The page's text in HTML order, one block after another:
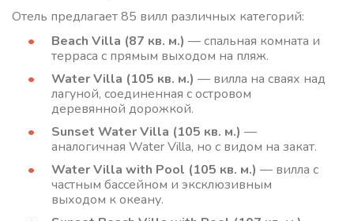
Отель предлагает 85 вилл различных категорий:
Beach Villa (87 кв. м.) — спальная комната и
терраса с прямым выходом на пляж.
Water Villa (105 кв. м.) — вилла на сваях над
лагуной, соединенная с островом
деревянной дорожкой.
Sunset Water Villa (105 кв. м.) —
аналогичная Water Villa, но с видом на закат.
Water Villa with Pool (105 кв. м.) — вилла с
частным бассейном и эксклюзивным
выходом к океану.